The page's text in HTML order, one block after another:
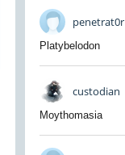
penetrat0r
Platybelodon
custodian
Moythomasia